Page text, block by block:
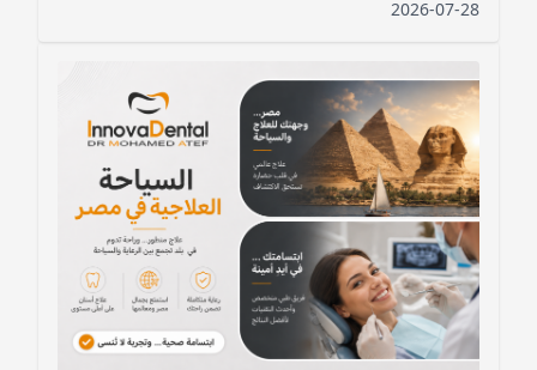
2026-07-28